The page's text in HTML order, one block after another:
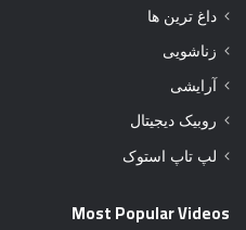
ا
ا
ر
ک
ن
داغ ترین ها
زناشویی
آرایشی
روبیک دیجیتال
لپ تاپ استوک
Most Popular Videos